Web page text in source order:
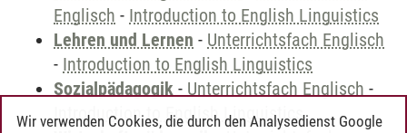
Englisch - Introduction to English Linguistics
Lehren und Lernen - Unterrichtsfach Englisch
- Introduction to English Linguistics
Sozialpädagogik - Unterrichtsfach Englisch -
Introduction to English Linguistics
Wir verwenden Cookies, die durch den Analysedienst Google